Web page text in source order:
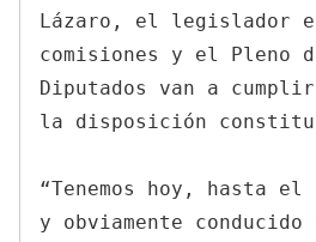
Lázaro, el legislador
comisiones y el Pleno
Diputados van a
la disposición
“Tenemos hoy, hasta
y obviamente